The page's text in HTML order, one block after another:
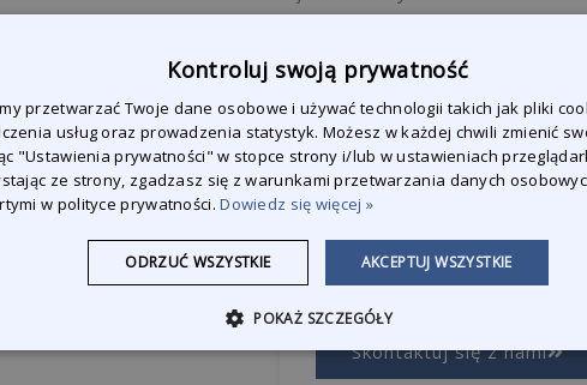
EAN-Code
Zapytaj o produkt
Jesteśmy do Państwa
wszystkie pytania.
Skontaktuj się z nami
Kontroluj swoją prywatność
przetwarzać Twoje dane osobowe i używać technologii takich jak pliki
usług oraz prowadzenia statystyk. Możesz w każdej chwili zmienić
"Ustawienia prywatności" w stopce strony i/lub w ustawieniach
ze strony, zgadzasz się z warunkami przetwarzania danych
w polityce prywatności.Dowiedz się więcej »
AKCEPTUJ WSZYSTKIE
ODRZUĆ WSZYSTKIE
POKAŻ SZCZEGÓŁY